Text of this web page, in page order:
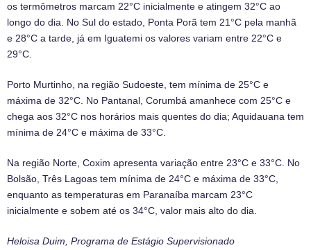
os termômetros marcam 22°C inicialmente e atingem 32°C ao
longo do dia. No Sul do estado, Ponta Porã tem 21°C pela manhã
e 28°C a tarde, já em Iguatemi os valores variam entre 22°C e
29°C.
Porto Murtinho, na região Sudoeste, tem mínima de 25°C e
máxima de 32°C. No Pantanal, Corumbá amanhece com 25°C e
chega aos 32°C nos horários mais quentes do dia; Aquidauana tem
mínima de 24°C e máxima de 33°C.
Na região Norte, Coxim apresenta variação entre 23°C e 33°C. No
Bolsão, Três Lagoas tem mínima de 24°C e máxima de 33°C,
enquanto as temperaturas em Paranaíba marcam 23°C
inicialmente e sobem até os 34°C, valor mais alto do dia.
Heloisa Duim, Programa de Estágio Supervisionado